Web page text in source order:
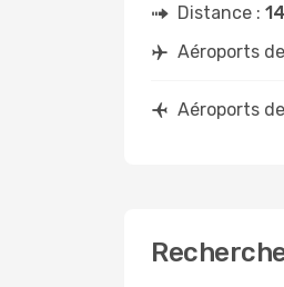
Distance :
Aéroports
Aéroports